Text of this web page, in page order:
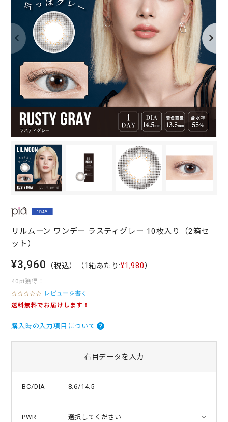
リルムーン ワンデー ラスティグレー 10枚入り（2箱セ
ット）
¥3,960 （税込） （1箱あたり:¥1,980）
40pt獲得！
0
.
t
n
レビューを書く
送料無料でお届けします！
購入時の入力項目について
右目データを入力
BC/DIA 8.6/14.5
PWR